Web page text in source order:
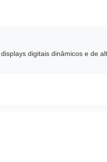
digitais dinâmicos e de